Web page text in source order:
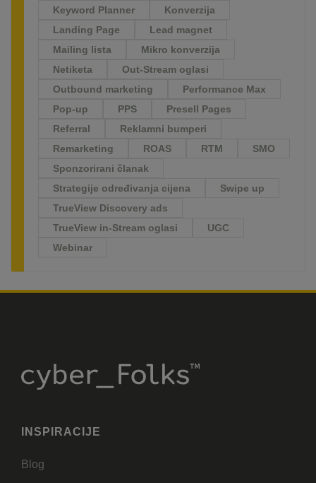
Keyword Planner
Konverzija
Landing Page
Lead magnet
Mailing lista
Mikro konverzija
Netiketa
Out-Stream oglasi
Outbound marketing
Performance Max
Pop-up
PPS
Presell Pages
Referral
Reklamni bumperi
Remarketing
ROAS RTM
SMO
Sponzorirani članak
Strategije određivanja cijena
Swipe up
TrueView Discovery ads
TrueView in-Stream oglasi
UGC
Webinar
INSPIRACIJE
Blog